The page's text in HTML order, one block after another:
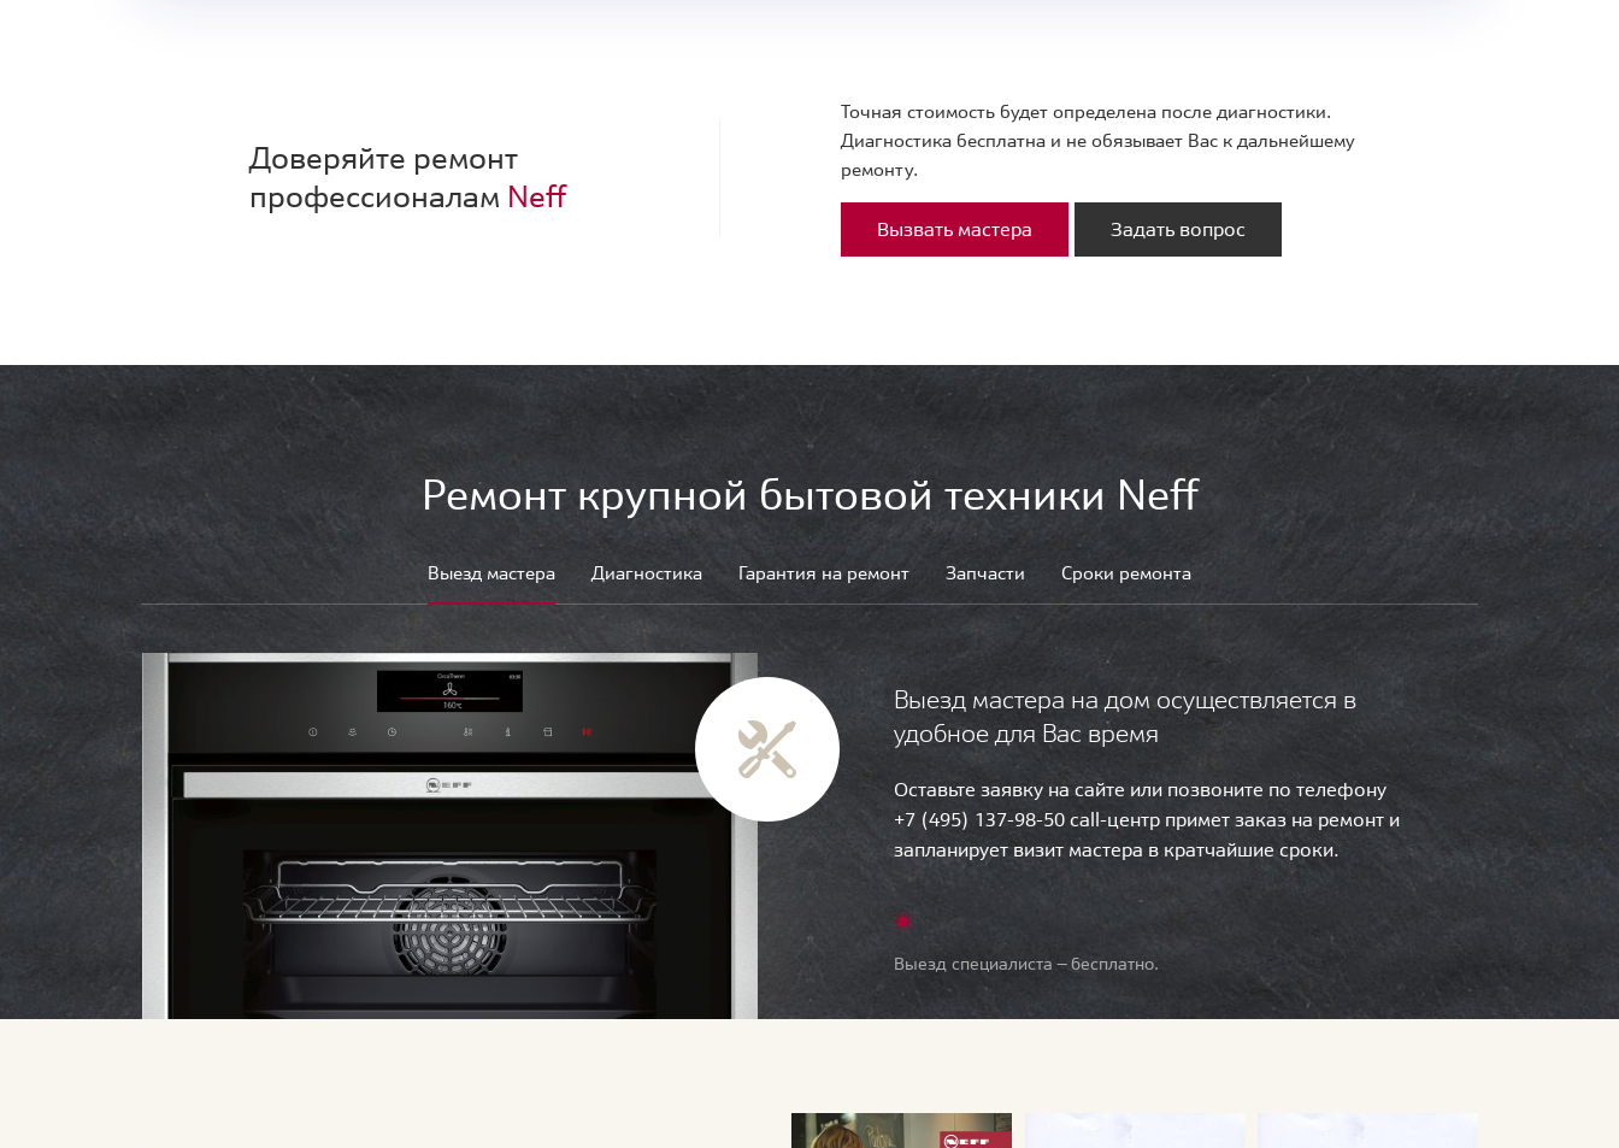
Доверяйте ремонт
профессионалам Neff
Точная стоимость будет определена после диагностики.
Диагностика бесплатна и не обязывает Вас к дальнейшему
ремонту.
Вызвать мастера Задать вопрос
Ремонт крупной бытовой техники Neff
Выезд мастера Диагностика Гарантия на ремонт Запчасти Сроки ремонта
Выезд мастера на дом осуществляется в
удобное для Вас время
Оставьте заявку на сайте или позвоните по телефону
+7 (495) 137-98-50 call-центр примет заказ на ремонт и
запланирует визит мастера в кратчайшие сроки.
Выезд специалиста — бесплатно.